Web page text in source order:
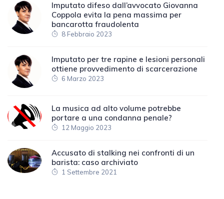
Imputato difeso dall’avvocato Giovanna
Coppola evita la pena massima per
bancarotta fraudolenta
8 Febbraio 2023
Imputato per tre rapine e lesioni personali
ottiene provvedimento di scarcerazione
6 Marzo 2023
La musica ad alto volume potrebbe
portare a una condanna penale?
12 Maggio 2023
Accusato di stalking nei confronti di un
barista: caso archiviato
1 Settembre 2021